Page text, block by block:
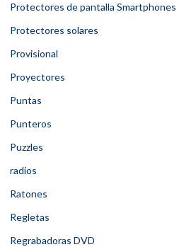
Protectores de pantalla Smartphones
Protectores solares
Provisional
Proyectores
Puntas
Punteros
Puzzles
radios
Ratones
Regletas
Regrabadoras DVD